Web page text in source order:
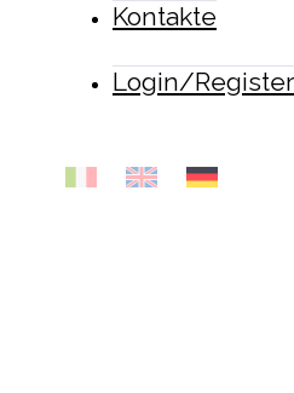
Kontakte
Login/Register